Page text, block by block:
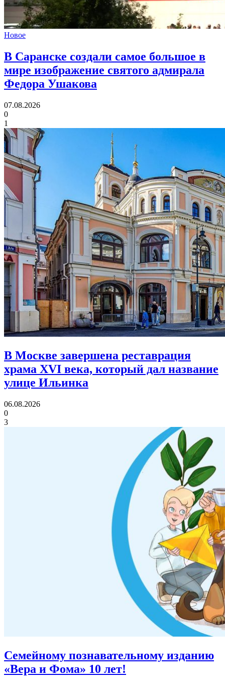
Новое
В Саранске создали самое большое в
мире изображение святого адмирала
Федора Ушакова
07.08.2026
0
1
В Москве завершена реставрация
храма XVI века, который дал название
улице Ильинка
06.08.2026
0
3
Семейному познавательному изданию
«Вера и Фома» 10 лет!